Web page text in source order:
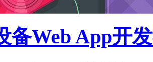
备Web App开